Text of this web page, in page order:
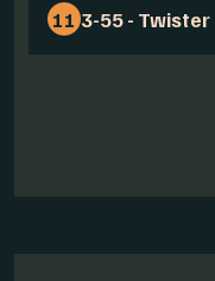
11 3-55 -